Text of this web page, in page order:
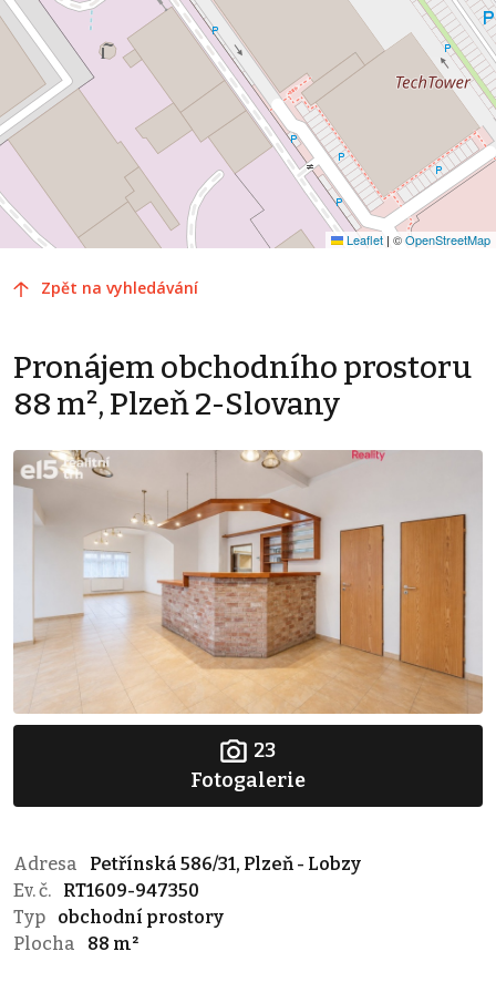
Leaflet | ©OpenStreetMap
Zpět na vyhledávání
Pronájem obchodního prostoru
88 m², Plzeň 2-Slovany
23
Fotogalerie
Adresa
Petřínská 586/31, Plzeň - Lobzy
Ev. č.
RT1609-947350
Typ
obchodní prostory
Plocha
88 m²